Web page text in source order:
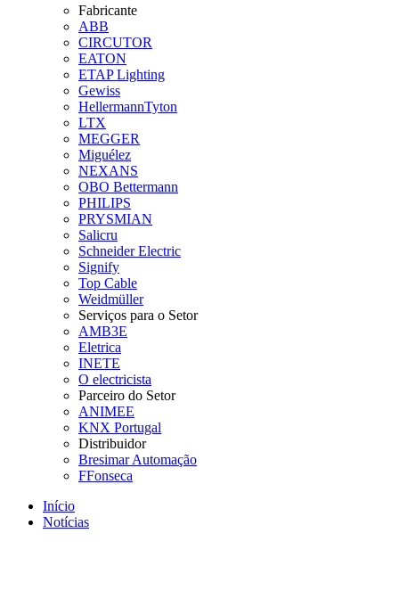
Fabricante
ABB
CIRCUTOR
EATON
ETAP Lighting
Gewiss
HellermannTyton
LTX
MEGGER
Miguélez
NEXANS
OBO Bettermann
PHILIPS
PRYSMIAN
Salicru
Schneider Electric
Signify
Top Cable
Weidmüller
Serviços para o Setor
AMB3E
Eletrica
INETE
O electricista
Parceiro do Setor
ANIMEE
KNX Portugal
Distribuidor
Bresimar Automação
FFonseca
Início
Notícias